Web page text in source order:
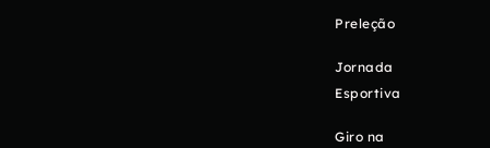
Preleção
Jornada
Esportiva
Giro na